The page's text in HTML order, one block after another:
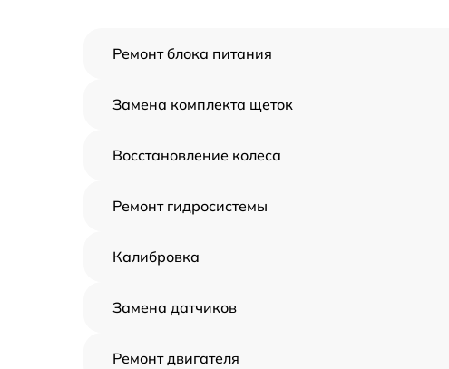
Ремонт блока питания
Замена комплекта щеток
Восстановление колеса
Ремонт гидросистемы
Калибровка
Замена датчиков
Ремонт двигателя